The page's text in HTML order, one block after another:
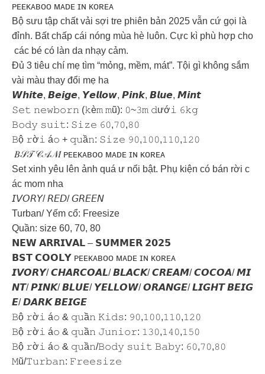
ᴘᴇᴇᴋᴀʙᴏᴏ ᴍᴀᴅᴇ ɪɴ ᴋᴏʀᴇᴀ
Bộ sưu tập chất vải sợi tre phiên bản 2025 vẫn cứ gọi là
đỉnh. Bất chấp cái nóng mùa hè luôn. Cực kì phù hợp cho
các bé có làn da nhạy cảm.
Đủ 3 tiêu chí mẹ tìm “mỏng, mềm, mát”. Tội gì không sắm
vài màu thay đổi mẹ ha
𝙒𝙝𝙞𝙩𝙚, 𝘽𝙚𝙞𝙜𝙚, 𝙔𝙚𝙡𝙡𝙤𝙬, 𝙋𝙞𝙣𝙠, 𝘽𝙡𝙪𝙚, 𝙈𝙞𝙣𝙩
𝚂𝚎𝚝 𝚗𝚎𝚠𝚋𝚘𝚛𝚗 (𝚔è𝚖 𝚖ũ): 𝟶~𝟹𝚖 𝚍ướ𝚒 𝟼𝚔𝚐
𝙱𝚘𝚍𝚢 𝚜𝚞𝚒𝚝: 𝚂𝚒𝚣𝚎 𝟼𝟶,𝟽𝟶,𝟾𝟶
𝙱ộ 𝚛ờ𝚒 á𝚘 + 𝚚𝚞ầ𝚗: 𝚂𝚒𝚣𝚎 𝟿𝟶,𝟷𝟶𝟶,𝟷𝟷𝟶,𝟷𝟸𝟶
𝐵𝒮𝒯 𝒞𝒜𝒩𝐼 ᴘᴇᴇᴋᴀʙᴏᴏ ᴍᴀᴅᴇ ɪɴ ᴋᴏʀᴇᴀ
Set xinh yêu lên ảnh quá ư nổi bật. Phụ kiện có bán rời c
ác mom nha
𝘐𝘝𝘖𝘙𝘠/ 𝘙𝘌𝘋/ 𝘎𝘙𝘌𝘌𝘕
Turban/ Yếm cổ: Freesize
Quần: size 60, 70, 80
𝗡𝗘𝗪 𝗔𝗥𝗥𝗜𝗩𝗔𝗟 – 𝗦𝗨𝗠𝗠𝗘𝗥 𝟮𝟬𝟮𝟱
️𝗕𝗦𝗧 𝗖𝗢𝗢𝗟𝗬️ ᴘᴇᴇᴋᴀʙᴏᴏ ᴍᴀᴅᴇ ɪɴ ᴋᴏʀᴇᴀ
𝙄𝙑𝙊𝙍𝙔/ 𝘾𝙃𝘼𝙍𝘾𝙊𝘼𝙇/ 𝘽𝙇𝘼𝘾𝙆/ 𝘾𝙍𝙀𝘼𝙈/ 𝘾𝙊𝘾𝙊𝘼/ 𝙈𝙄
𝙉𝙏/ 𝙋𝙄𝙉𝙆/ 𝘽𝙇𝙐𝙀/ 𝙔𝙀𝙇𝙇𝙊𝙒/ 𝙊𝙍𝘼𝙉𝙂𝙀/ 𝙇𝙄𝙂𝙃𝙏 𝘽𝙀𝙄𝙂
𝙀/ 𝘿𝘼𝙍𝙆 𝘽𝙀𝙄𝙂𝙀
𝙱ộ 𝚛ờ𝚒 á𝚘 & 𝚚𝚞ầ𝚗 𝙺𝚒𝚍𝚜: 𝟿𝟶,𝟷𝟶𝟶,𝟷𝟷𝟶,𝟷𝟸𝟶
𝙱ộ 𝚛ờ𝚒 á𝚘 & 𝚚𝚞ầ𝚗 𝙹𝚞𝚗𝚒𝚘𝚛: 𝟷𝟹𝟶,𝟷𝟺𝟶,𝟷𝟻𝟶
𝙱ộ 𝚛ờ𝚒 á𝚘 & 𝚚𝚞ầ𝚗/𝙱𝚘𝚍𝚢 𝚜𝚞𝚒𝚝 𝙱𝚊𝚋𝚢: 𝟼𝟶,𝟽𝟶,𝟾𝟶
𝙼ũ/𝚃𝚞𝚛𝚋𝚊𝚗: 𝙵𝚛𝚎𝚎𝚜𝚒𝚣𝚎